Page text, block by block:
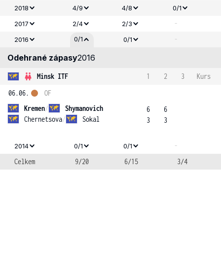
2018
4/9 4/8
0/1
2017
2/4 2/3 -
2016 0/1 0/1 -
Odehrané zápasy2016
Minsk ITF 1 2 3
Kurs
06.06.
Kremen/
Shymanovich
Chernetsova/ Sokal
OF
6
3
6
3
2014 0/1 0/1
-
Celkem
9/20 6/15 3/4